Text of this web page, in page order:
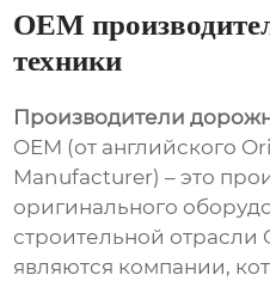
OEM
техники
Производители
OEM (от английского
Manufacturer) – это
оригинального
строительной отрасли
являются компании,